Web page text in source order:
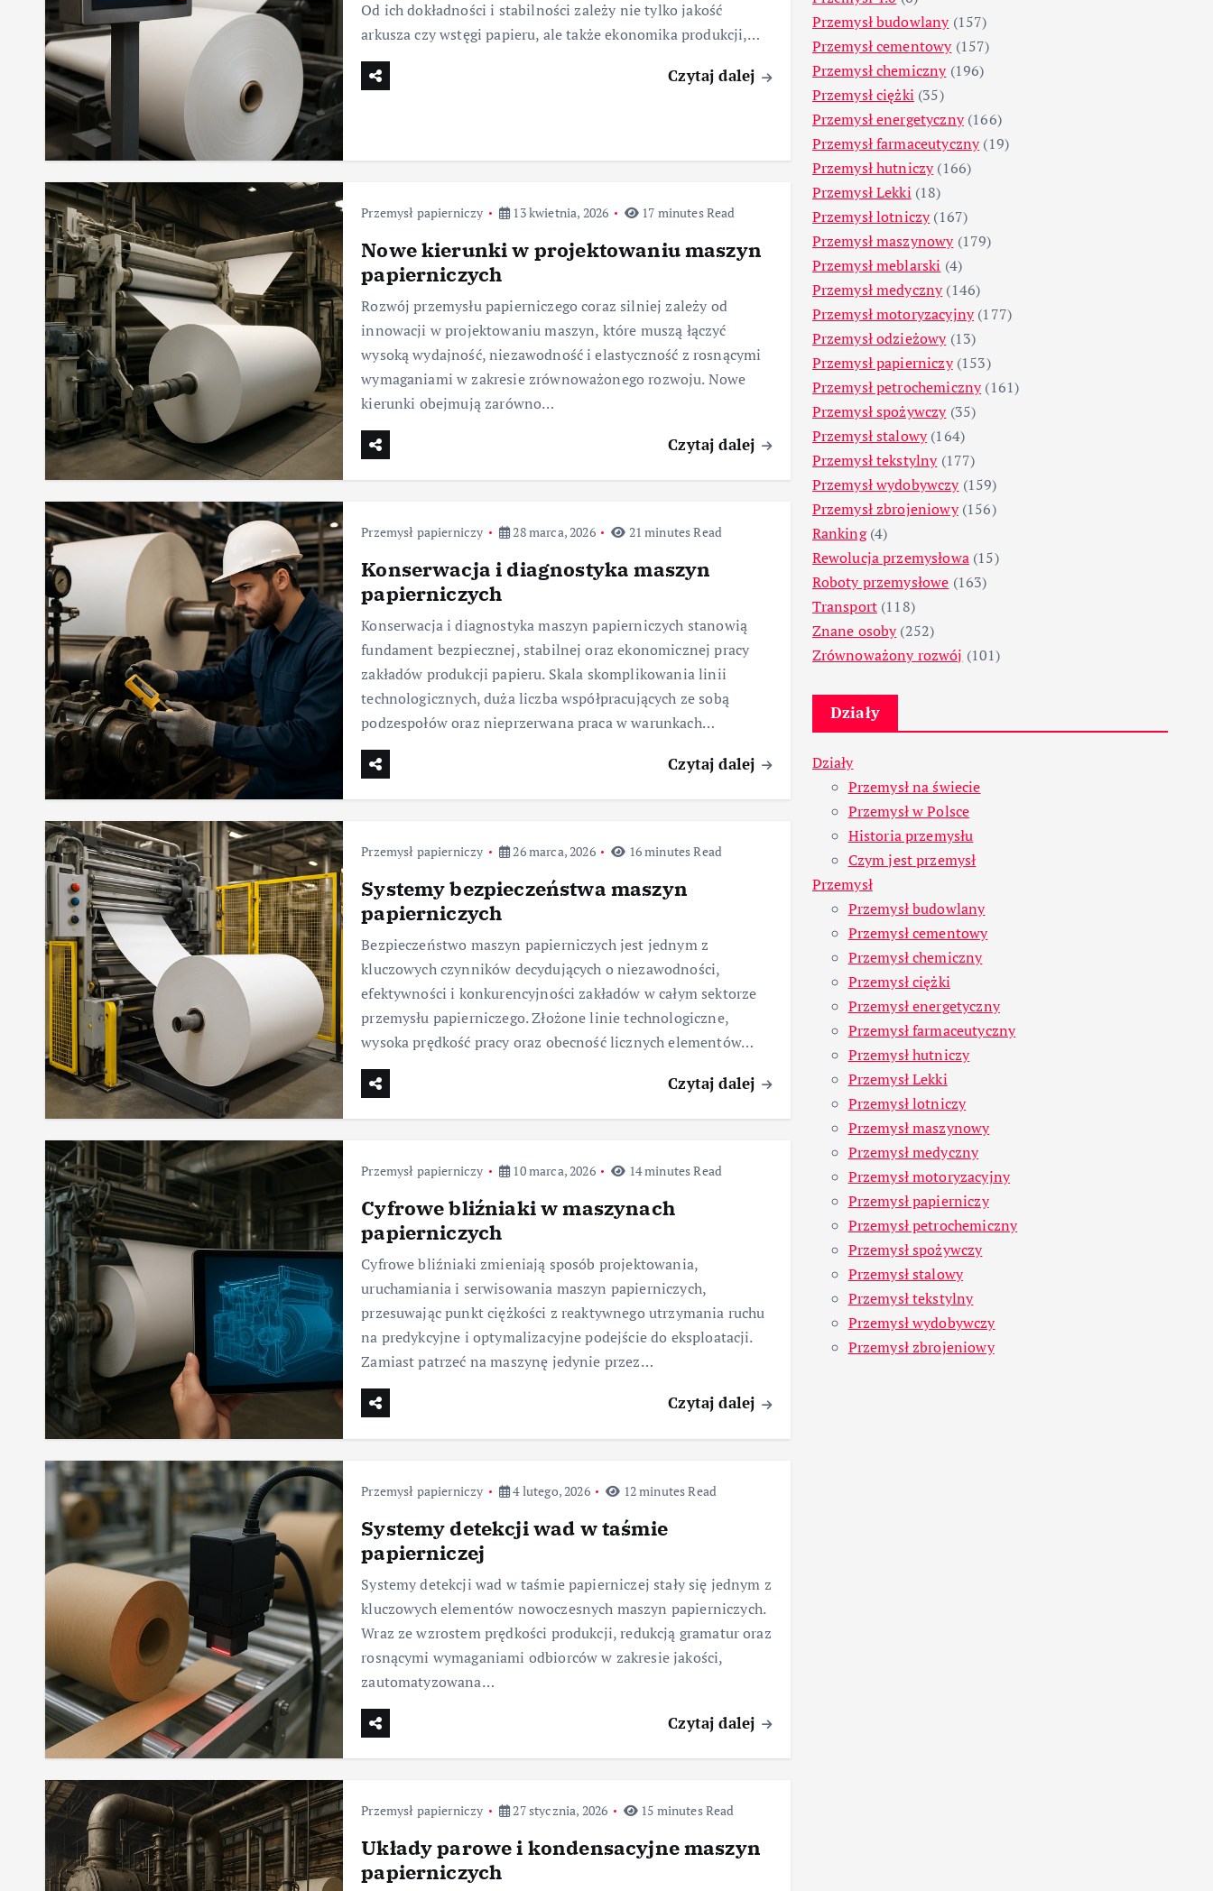
Od ich dokładności i stabilności zależy nie tylko jakość
arkusza czy wstęgi papieru, ale także ekonomika produkcji,…
Czytaj dalej
Przemysł papierniczy 13 kwietnia, 2026 17 minutes Read
Nowe kierunki w projektowaniu maszyn
papierniczych
Rozwój przemysłu papierniczego coraz silniej zależy od
innowacji w projektowaniu maszyn, które muszą łączyć
wysoką wydajność, niezawodność i elastyczność z rosnącymi
wymaganiami w zakresie zrównoważonego rozwoju. Nowe
kierunki obejmują zarówno…
Czytaj dalej
Przemysł papierniczy 28 marca, 2026 21 minutes Read
Konserwacja i diagnostyka maszyn
papierniczych
Konserwacja i diagnostyka maszyn papierniczych stanowią
fundament bezpiecznej, stabilnej oraz ekonomicznej pracy
zakładów produkcji papieru. Skala skomplikowania linii
technologicznych, duża liczba współpracujących ze sobą
podzespołów oraz nieprzerwana praca w warunkach…
Czytaj dalej
Przemysł papierniczy 26 marca, 2026 16 minutes Read
Systemy bezpieczeństwa maszyn
papierniczych
Bezpieczeństwo maszyn papierniczych jest jednym z
kluczowych czynników decydujących o niezawodności,
efektywności i konkurencyjności zakładów w całym sektorze
przemysłu papierniczego. Złożone linie technologiczne,
wysoka prędkość pracy oraz obecność licznych elementów…
Czytaj dalej
Przemysł papierniczy 10 marca, 2026 14 minutes Read
Cyfrowe bliźniaki w maszynach
papierniczych
Cyfrowe bliźniaki zmieniają sposób projektowania,
uruchamiania i serwisowania maszyn papierniczych,
przesuwając punkt ciężkości z reaktywnego utrzymania ruchu
na predykcyjne i optymalizacyjne podejście do eksploatacji.
Zamiast patrzeć na maszynę jedynie przez…
Czytaj dalej
Przemysł papierniczy 4 lutego, 2026 12 minutes Read
Systemy detekcji wad w taśmie
papierniczej
Systemy detekcji wad w taśmie papierniczej stały się jednym z
kluczowych elementów nowoczesnych maszyn papierniczych.
Wraz ze wzrostem prędkości produkcji, redukcją gramatur oraz
rosnącymi wymaganiami odbiorców w zakresie jakości,
zautomatyzowana…
Czytaj dalej
Przemysł papierniczy 27 stycznia, 2026 15 minutes Read
Układy parowe i kondensacyjne maszyn
papierniczych
Przemysł budowlany(157)
Przemysł cementowy(157)
Przemysł chemiczny(196)
Przemysł ciężki (35)
Przemysł energetyczny(166)
Przemysł farmaceutyczny(19)
Przemysł hutniczy(166)
Przemysł Lekki (18)
Przemysł lotniczy(167)
Przemysł maszynowy(179)
Przemysł meblarski (4)
Przemysł medyczny(146)
Przemysł motoryzacyjny(177)
Przemysł odzieżowy(13)
Przemysł papierniczy(153)
Przemysł petrochemiczny(161)
Przemysł spożywczy(35)
Przemysł stalowy(164)
Przemysł tekstylny(177)
Przemysł wydobywczy(159)
Przemysł zbrojeniowy(156)
Ranking(4)
Rewolucja przemysłowa(15)
Roboty przemysłowe (163)
Transport (118)
Znane osoby(252)
Zrównoważony rozwój (101)
Działy
Działy
Przemysł na świecie
Przemysł w Polsce
Historia przemysłu
Czym jest przemysł
Przemysł
Przemysł budowlany
Przemysł cementowy
Przemysł chemiczny
Przemysł ciężki
Przemysł energetyczny
Przemysł farmaceutyczny
Przemysł hutniczy
Przemysł Lekki
Przemysł lotniczy
Przemysł maszynowy
Przemysł medyczny
Przemysł motoryzacyjny
Przemysł papierniczy
Przemysł petrochemiczny
Przemysł spożywczy
Przemysł stalowy
Przemysł tekstylny
Przemysł wydobywczy
Przemysł zbrojeniowy